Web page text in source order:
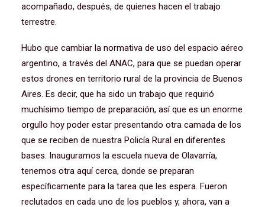
acompañado, después, de quienes hacen el trabajo
terrestre.
Hubo que cambiar la normativa de uso del espacio aéreo
argentino, a través del ANAC, para que se puedan operar
estos drones en territorio rural de la provincia de Buenos
Aires. Es decir, que ha sido un trabajo que requirió
muchísimo tiempo de preparación, así que es un enorme
orgullo hoy poder estar presentando otra camada de los
que se reciben de nuestra Policía Rural en diferentes
bases. Inauguramos la escuela nueva de Olavarría,
tenemos otra aquí cerca, donde se preparan
específicamente para la tarea que les espera. Fueron
reclutados en cada uno de los pueblos y, ahora, van a